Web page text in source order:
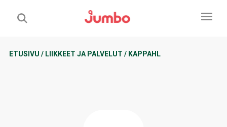
ETUSIVU / LIIKKEET JA PALVELUT / KAPPAHL